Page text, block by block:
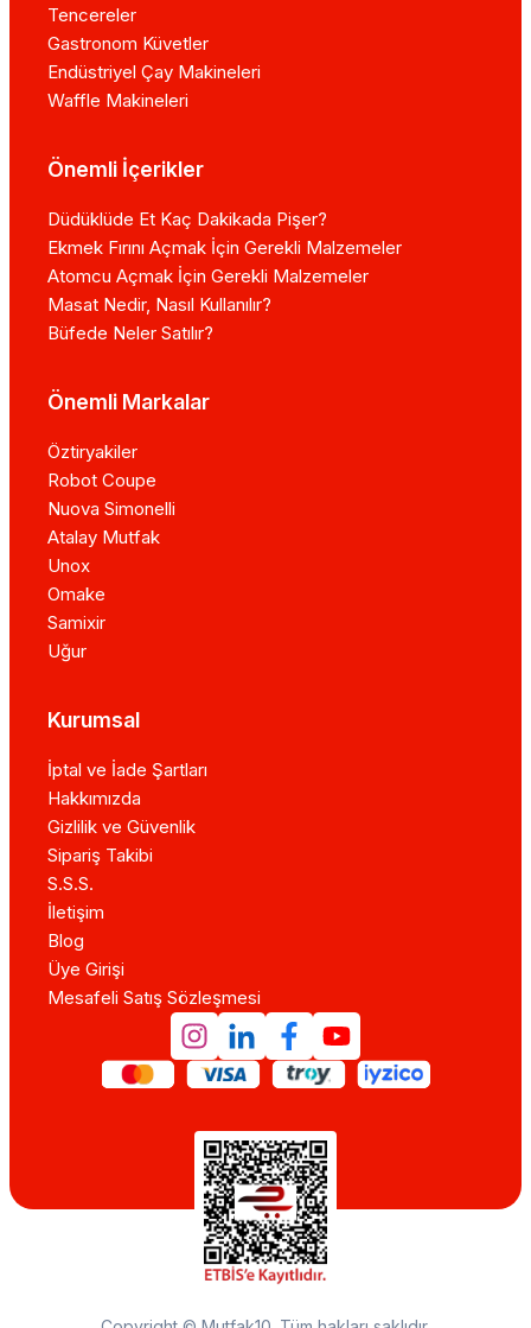
Tencereler
Gastronom Küvetler
Endüstriyel Çay Makineleri
Waffle Makineleri
Önemli İçerikler
Düdüklüde Et Kaç Dakikada Pişer?
Ekmek Fırını Açmak İçin Gerekli Malzemeler
Atomcu Açmak İçin Gerekli Malzemeler
Masat Nedir, Nasıl Kullanılır?
Büfede Neler Satılır?
Önemli Markalar
Öztiryakiler
Robot Coupe
Nuova Simonelli
Atalay Mutfak
Unox
Omake
Samixir
Uğur
Kurumsal
İptal ve İade Şartları
Hakkımızda
Gizlilik ve Güvenlik
Sipariş Takibi
S.S.S.
İletişim
Blog
Üye Girişi
Mesafeli Satış Sözleşmesi